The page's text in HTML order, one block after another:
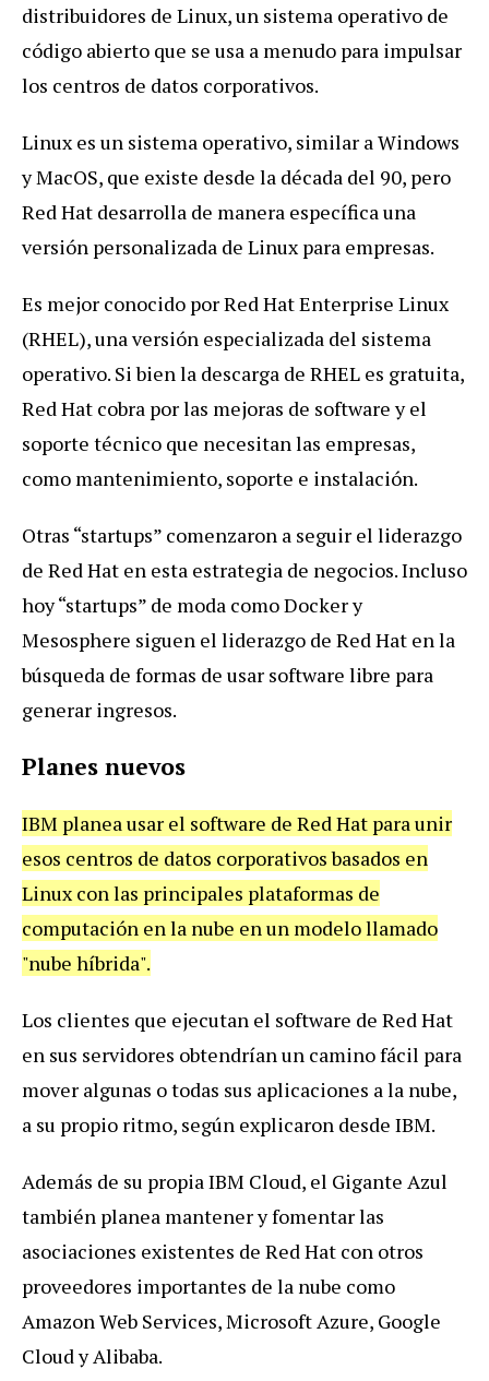
distribuidores de Linux, un sistema operativo de
código abierto que se usa a menudo para impulsar
los centros de datos corporativos.
Linux es un sistema operativo, similar a Windows
y MacOS, que existe desde la década del 90, pero
Red Hat desarrolla de manera específica una
versión personalizada de Linux para empresas.
Es mejor conocido por Red Hat Enterprise Linux
(RHEL), una versión especializada del sistema
operativo. Si bien la descarga de RHEL es gratuita,
Red Hat cobra por las mejoras de software y el
soporte técnico que necesitan las empresas,
como mantenimiento, soporte e instalación.
Otras “startups” comenzaron a seguir el liderazgo
de Red Hat en esta estrategia de negocios. Incluso
hoy “startups” de moda como Docker y
Mesosphere siguen el liderazgo de Red Hat en la
búsqueda de formas de usar software libre para
generar ingresos.
Planes nuevos
IBM planea usar el software de Red Hat para unir
esos centros de datos corporativos basados en
Linux con las principales plataformas de
computación en la nube en un modelo llamado
"nube híbrida".
Los clientes que ejecutan el software de Red Hat
en sus servidores obtendrían un camino fácil para
mover algunas o todas sus aplicaciones a la nube,
a su propio ritmo, según explicaron desde IBM.
Además de su propia IBM Cloud, el Gigante Azul
también planea mantener y fomentar las
asociaciones existentes de Red Hat con otros
proveedores importantes de la nube como
Amazon Web Services, Microsoft Azure, Google
Cloud y Alibaba.